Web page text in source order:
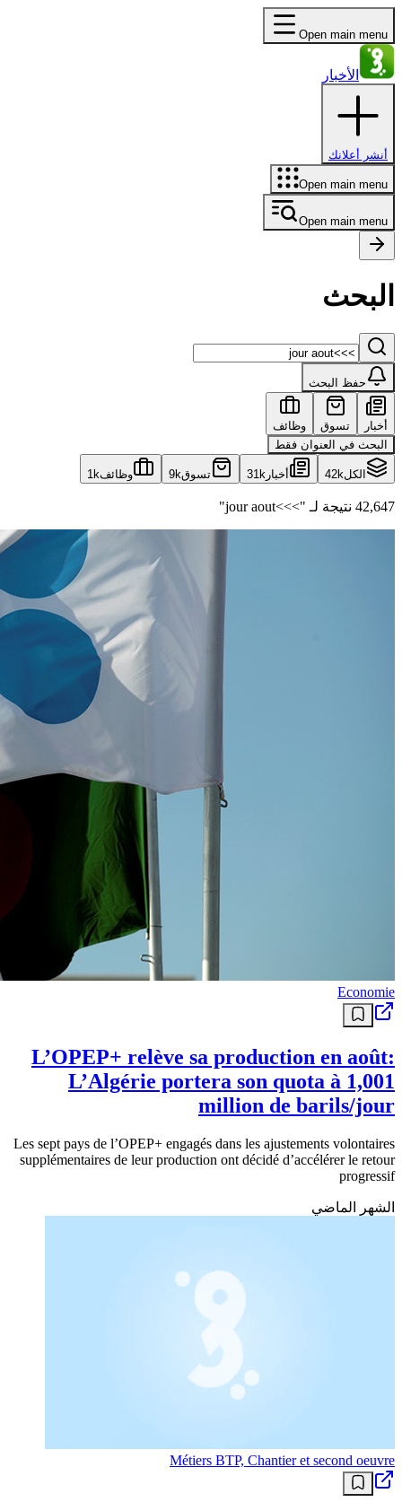
Open main menu
الأخبار
أنشر أعلانك
Open main menu
Open main menu
البحث
حفظ البحث
أخبار تسوق
وظائف
البحث في العنوان فقط
الكل42k أخبار 31k تسوق9k وظائف1k
42,647 نتيجة لـ ">>>jour aout"
Economie
L’OPEP+ relève sa production en août:
L’Algérie portera son quota à 1,001
million de barils/jour
Les sept pays de l’OPEP+ engagés dans les ajustements volontaires
supplémentaires de leur production ont décidé d’accélérer le retour
progressif
الشهر الماضي
Métiers BTP, Chantier et second oeuvre